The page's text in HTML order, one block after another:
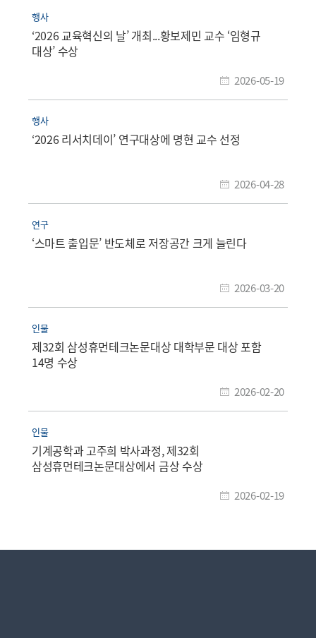
행사
‘2026 교육혁신의 날’ 개최...황보제민 교수 ‘임형규
대상’ 수상
2026-05-19
행사
‘2026 리서치데이’ 연구대상에 명현 교수 선정
2026-04-28
연구
‘스마트 출입문’ 반도체로 저장공간 크게 늘린다
2026-03-20
인물
제32회 삼성휴먼테크논문대상 대학부문 대상 포함
14명 수상​
2026-02-20
인물
기계공학과 고주희 박사과정, 제32회
삼성휴먼테크논문대상에서 금상 수상
2026-02-19